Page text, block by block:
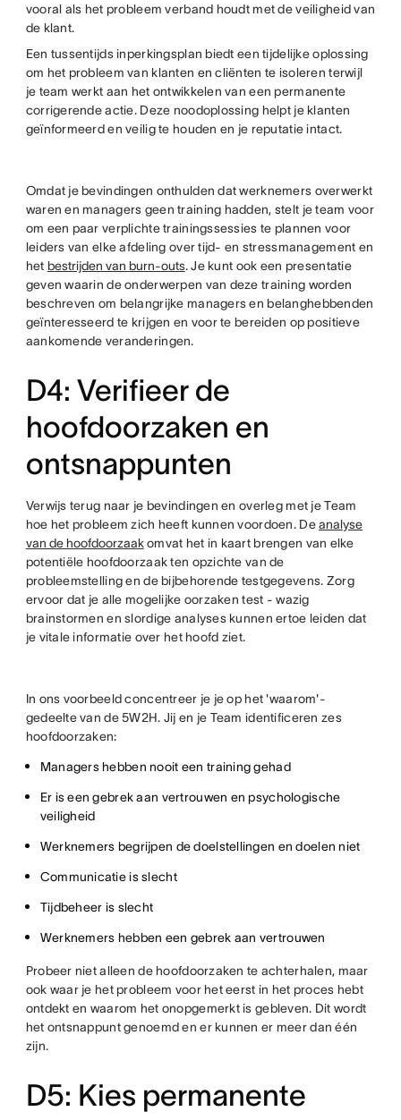
vooral als het probleem verband houdt met de veiligheid van
de klant.
Een tussentijds inperkingsplan biedt een tijdelijke oplossing
om het probleem van klanten en cliënten te isoleren terwijl
je team werkt aan het ontwikkelen van een permanente
corrigerende actie. Deze noodoplossing helpt je klanten
geïnformeerd en veilig te houden en je reputatie intact.
Omdat je bevindingen onthulden dat werknemers overwerkt
waren en managers geen training hadden, stelt je team voor
om een paar verplichte trainingssessies te plannen voor
leiders van elke afdeling over tijd- en stressmanagement en
het bestrijden van burn-outs. Je kunt ook een presentatie
geven waarin de onderwerpen van deze training worden
beschreven om belangrijke managers en belanghebbenden
geïnteresseerd te krijgen en voor te bereiden op positieve
aankomende veranderingen.
D4: Verifieer de
hoofdoorzaken en
ontsnappunten
Verwijs terug naar je bevindingen en overleg met je Team
hoe het probleem zich heeft kunnen voordoen. Deanalyse
van de hoofdoorzaakomvat het in kaart brengen van elke
potentiële hoofdoorzaak ten opzichte van de
probleemstelling en de bijbehorende testgegevens. Zorg
ervoor dat je alle mogelijke oorzaken test - wazig
brainstormen en slordige analyses kunnen ertoe leiden dat
je vitale informatie over het hoofd ziet.
In ons voorbeeld concentreer je je op het 'waarom'-
gedeelte van de 5W2H. Jij en je Team identificeren zes
hoofdoorzaken:
Managers hebben nooit een training gehad
Er is een gebrek aan vertrouwen en psychologische
veiligheid
Werknemers begrijpen de doelstellingen en doelen niet
Communicatie is slecht
Tijdbeheer is slecht
Werknemers hebben een gebrek aan vertrouwen
Probeer niet alleen de hoofdoorzaken te achterhalen, maar
ook waar je het probleem voor het eerst in het proces hebt
ontdekt en waarom het onopgemerkt is gebleven. Dit wordt
het ontsnappunt genoemd en er kunnen er meer dan één
zijn.
D5: Kies permanente